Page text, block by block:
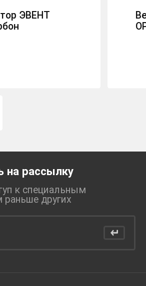
ЭВЕНТ
на рассылку
к специальным
раньше других